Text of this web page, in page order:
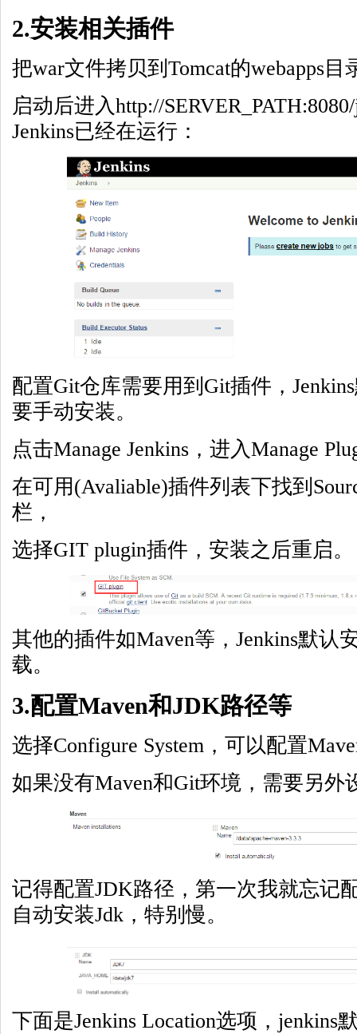
2.安装相关插件
把war文件拷贝到Tomcat的webapps目
启动后进入http://
Jenkins已经在运行：
配置Git仓库需要用到Git插件，
要手动安装。
点击Manage Jenkins，进入Manage
在可用(Avaliable)插件列表下找到
栏，
选择GIT plugin插件，安装之后重启。
其他的插件如Maven等，Jenkins默认
载。
3.配置Maven和JDK路径等
选择Configure System，可以配置
如果没有Maven和Git环境，需要另外
记得配置JDK路径，第一次我就忘记
自动安装Jdk，特别慢。
下面是Jenkins Location选项，jenkins